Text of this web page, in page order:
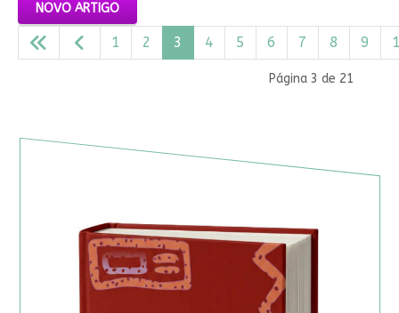
NOVO ARTIGO
Página 3 de 21
1 2 3 4 5 6 7 8 9